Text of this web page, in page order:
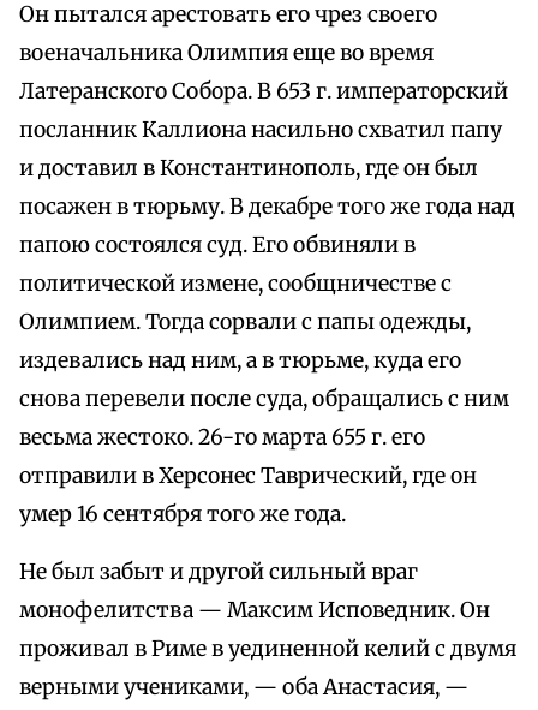
Он пытался арестовать его чрез своего
военачальника Олимпия еще во время
Латеранского Собора. В 653 г. императорский
посланник Каллиона насильно схватил папу
и доставил в Константинополь, где он был
посажен в тюрьму. В декабре того же года над
папою состоялся суд. Его обвиняли в
политической измене, сообщничестве с
Олимпием. Тогда сорвали с папы одежды,
издевались над ним, а в тюрьме, куда его
снова перевели после суда, обращались с ним
весьма жестоко. 26-го марта 655 г. его
отправили в Херсонес Таврический, где он
умер 16 сентября того же года.
Не был забыт и другой сильный враг
монофелитства — Максим Исповедник. Он
проживал в Риме в уединенной келий с двумя
верными учениками, — оба Анастасия, —